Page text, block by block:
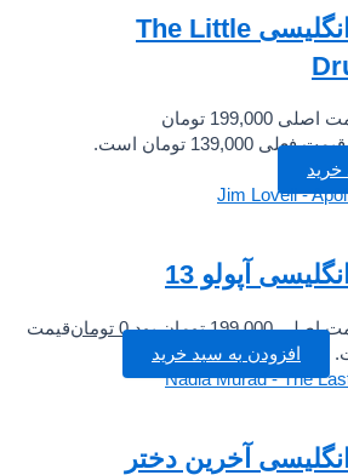
کتاب صوتی انگلیسی The Little
قیمت اصلی 199,000 تومان
قیمت فعلی 139,000 تومان است.
خرید
آپولو 13
199,000 تومان بود. 0 تومانقیمت
افزودن به سبد خرید
آخرین دختر